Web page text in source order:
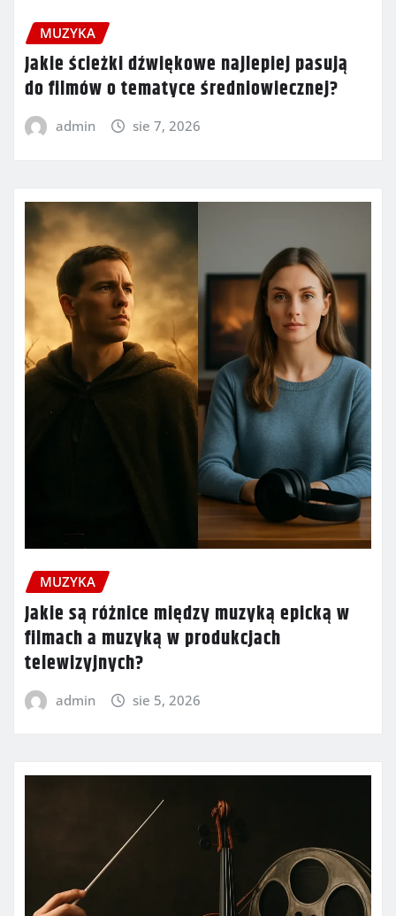
MUZYKA
Jakie ścieżki dźwiękowe najlepiej pasują
do filmów o tematyce średniowiecznej?
admin sie 7, 2026
MUZYKA
Jakie są różnice między muzyką epicką w
filmach a muzyką w produkcjach
telewizyjnych?
admin sie 5, 2026